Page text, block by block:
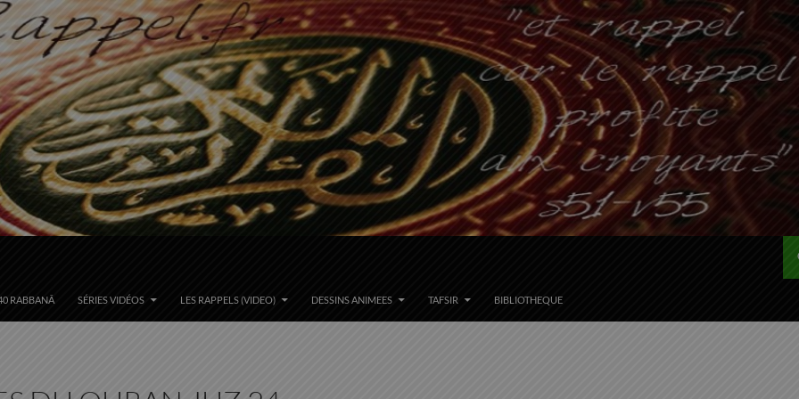
RABBANÂ SÉRIES VIDÉOS LES RAPPELS (VIDEO) DESSINS ANIMEES TAFSIR BIBLIOTHEQUE